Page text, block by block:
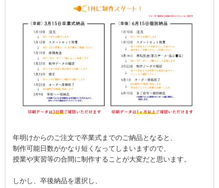
年明けからのご注文で卒業式までのご納品となると、
制作可能日数がかなり短くなってしまいますので、
授業や実習等の合間に制作することが大変だと思います。
しかし、卒後納品を選択し、